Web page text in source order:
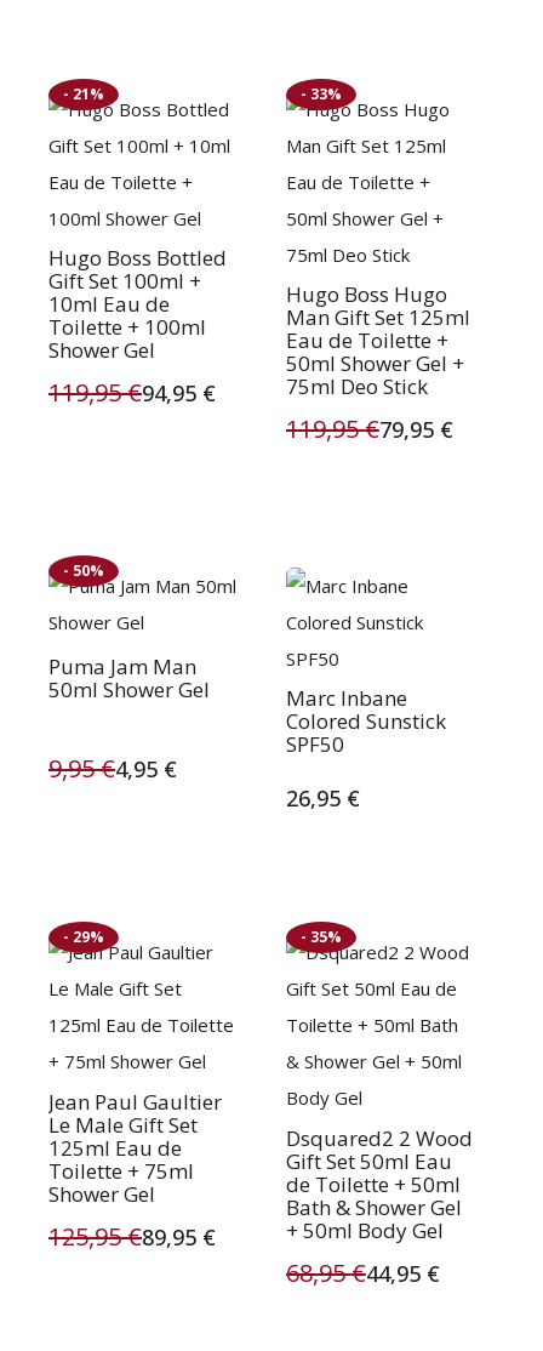
79,95 €.
45,95 €.
- 21%
Hugo Boss Bottled
Gift Set 100ml +
10ml Eau de
Toilette + 100ml
Shower Gel
119,95€
Oorspronkelijke
94,95 €
Huidige
- 33%
Hugo Boss Hugo
Man Gift Set 125ml
Eau de Toilette +
50ml Shower Gel +
75ml Deo Stick
119,95€
Oorspronkelijke
119,95 €.
79,95 €
Huidige
79,95 €.
- 50%
Puma Jam Man
50ml Shower Gel
9,95€
Oorspronkelijke
9,95 €.
4,95 €
Huidige
4,95 €.
Marc Inbane
Colored Sunstick
SPF50
26,95 €
- 29%
Jean Paul Gaultier
Le Male Gift Set
125ml Eau de
Toilette + 75ml
Shower Gel
125,95€
Oorspronkelijke
89,95 €
Huidige
- 35%
Dsquared2 2 Wood
Gift Set 50ml Eau
de Toilette + 50ml
Bath & Shower Gel
+ 50ml Body Gel
68,95€
Oorspronkelijke
44,95 €
Huidige